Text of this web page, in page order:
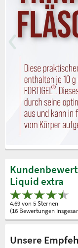
Liquid extra
4.69 von 5 Sternen
(16 Bewertungen
Unsere